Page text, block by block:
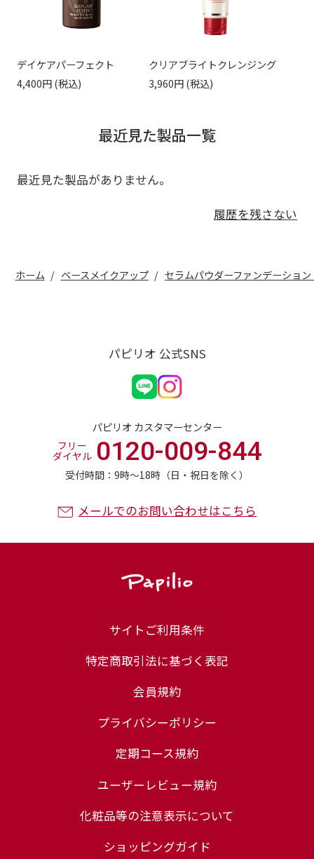
デイケアパーフェクト
4,400円
クリアブライトクレンジング
3,960円
最近見た製品一覧
最近見た製品がありません。
履歴を残さない
ホーム ベースメイクアップ セラムパウダーファンデーショ
パピリオ 公式SNS
パピリオ カスタマーセンター
受付時間：9時〜18時（日・祝日を除く）
フリー
ダイヤル 0120-009-844
メールでのお問い合わせはこちら
サイトご利用条件
特定商取引法に基づく表記
会員規約
プライバシーポリシー
定期コース規約
ユーザーレビュー規約
化粧品等の注意表示について
ショッピングガイド